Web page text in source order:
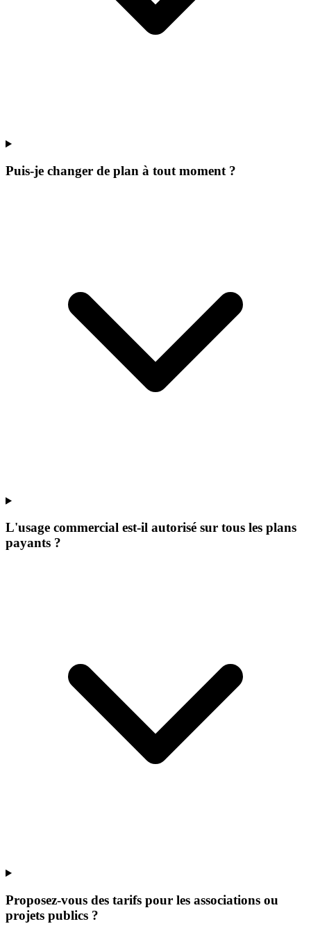
Puis-je changer de plan à tout moment ?
L'usage commercial est-il autorisé sur tous les plans
payants ?
Proposez-vous des tarifs pour les associations ou
projets publics ?